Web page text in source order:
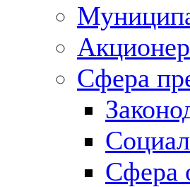
Сфера
Сфера